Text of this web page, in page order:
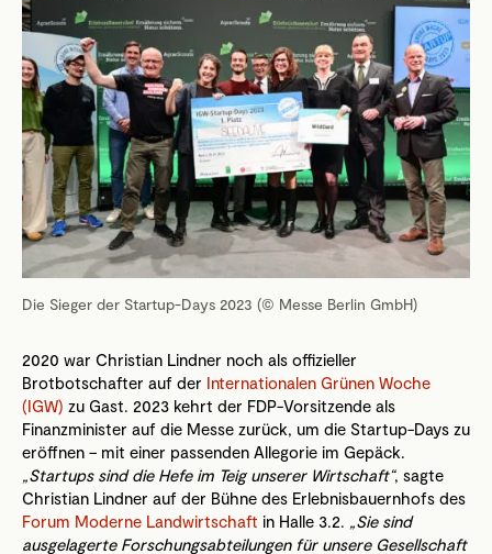
Die Sieger der Startup-Days 2023 (© Messe Berlin GmbH)
2020 war Christian Lindner noch als offizieller
Brotbotschafter auf der Internationalen Grünen Woche
(IGW) zu Gast. 2023 kehrt der FDP-Vorsitzende als
Finanzminister auf die Messe zurück, um die Startup-Days zu
eröffnen – mit einer passenden Allegorie im Gepäck.
„Startups sind die Hefe im Teig unserer Wirtschaft“, sagte
Christian Lindner auf der Bühne des Erlebnisbauernhofs des
Forum Moderne Landwirtschaft in Halle 3.2. „Sie sind
ausgelagerte Forschungsabteilungen für unsere Gesellschaft